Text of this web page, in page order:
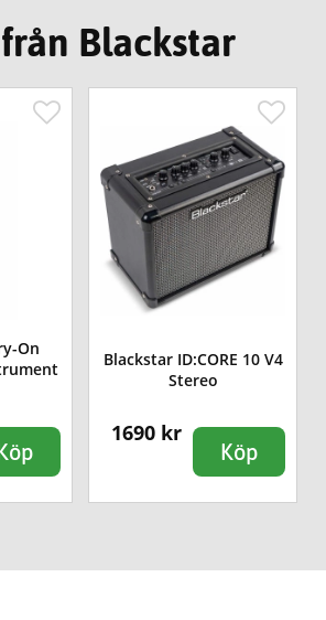
Blackstar
On
Blackstar ID:CORE 10 V4
Stereo
1690 kr
Köp